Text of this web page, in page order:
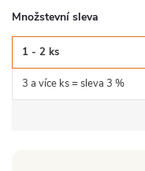
Množstevní sleva
1 - 2 ks
3 a více ks = sleva 3 %